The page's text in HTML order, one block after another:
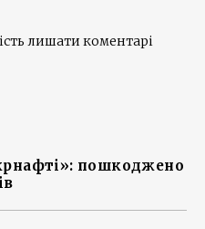
лишати коментарі
пошкоджено